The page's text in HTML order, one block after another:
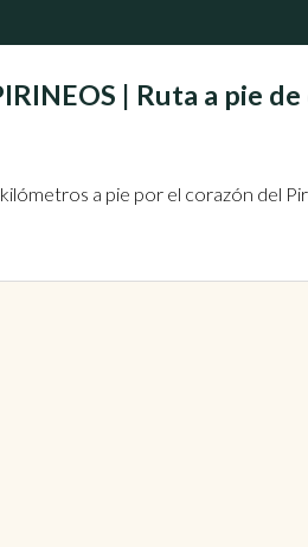
| Ruta a pie
a pie por el corazón del